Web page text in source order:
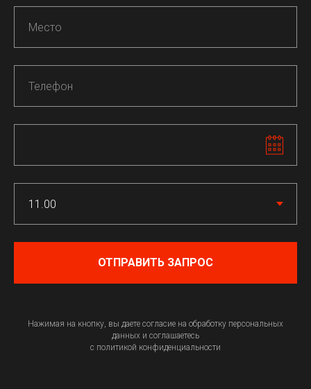
ОТПРАВИТЬ ЗАПРОС
Нажимая на кнопку, вы даете согласие на обработку персональных
данных и соглашаетесь
c политикой конфиденциальности